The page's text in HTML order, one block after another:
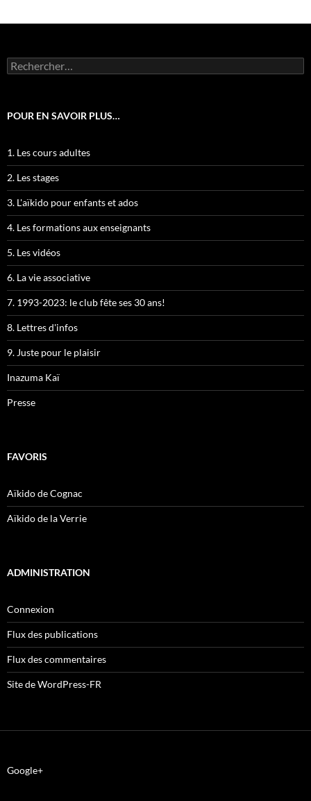
Rechercher :
POUR EN SAVOIR PLUS…
1. Les cours adultes
2. Les stages
3. L'aïkido pour enfants et ados
4. Les formations aux enseignants
5. Les vidéos
6. La vie associative
7. 1993-2023: le club fête ses 30 ans!
8. Lettres d'infos
9. Juste pour le plaisir
Inazuma Kaï
Presse
FAVORIS
Aïkido de Cognac
Aïkido de la Verrie
ADMINISTRATION
Connexion
Flux des publications
Flux des commentaires
Site de WordPress-FR
Google+